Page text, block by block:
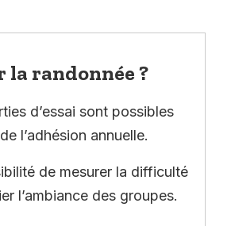
la randonnée ?
d’essai sont possibles
l’adhésion annuelle.
de mesurer la difficulté
l’ambiance des groupes.